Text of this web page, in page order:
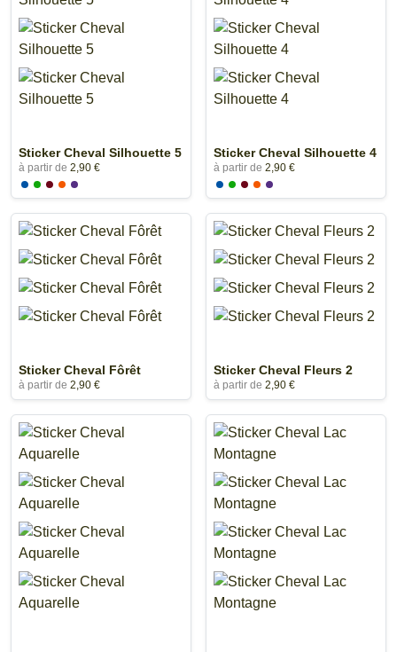
Sticker Cheval Silhouette 5
à partir de 2,90 €
Sticker Cheval Silhouette 4
à partir de 2,90 €
Sticker Cheval Fôrêt
à partir de 2,90 €
Sticker Cheval Fleurs 2
à partir de 2,90 €